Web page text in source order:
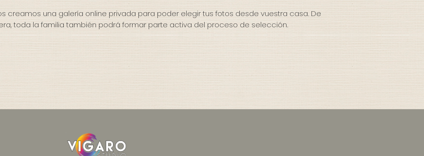
creamos una galería online privada para poder elegir tus fotos desde vuestra casa. De
toda la familia también podrá formar parte activa del proceso de selección.